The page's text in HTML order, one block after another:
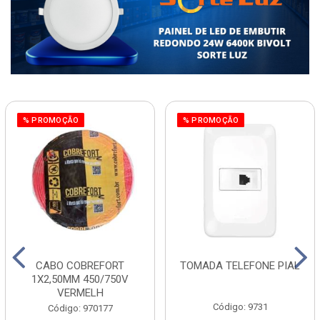
% PROMOÇÃO
CABO COBREFORT
1X2,50MM 450/750V
VERMELH
Código: 970177
% PROMOÇÃO
TOMADA TELEFONE PIAL
Código: 9731